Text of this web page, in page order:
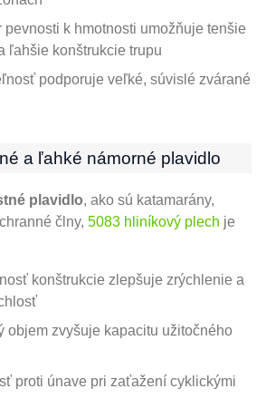
pevnosti k hmotnosti umožňuje tenšie
ľahšie konštrukcie trupu
podporuje veľké, súvislé zvárané
a ľahké námorné plavidlo
plavidlo, ako sú katamarány,
člny, 5083 hliníkový plech je
konštrukcie zlepšuje zrýchlenie a
objem zvyšuje kapacitu užitočného
proti únave pri zaťažení cyklickými